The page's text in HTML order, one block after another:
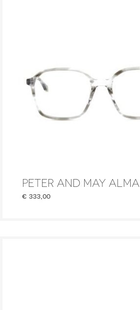
PETER AND MAY ALMA
€ 333,00